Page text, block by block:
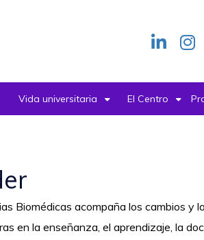
Redes
Vida universitaria El Centro
Biomédicas acompaña los cambios
en la enseñanza, el aprendizaje, la